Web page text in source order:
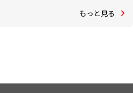
もっと見る